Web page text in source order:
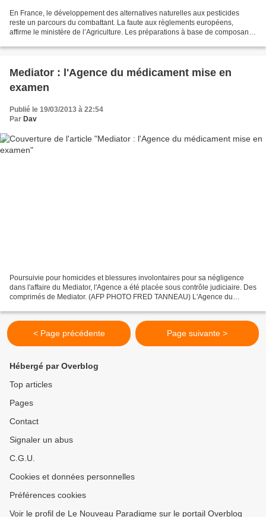
En France, le développement des alternatives naturelles aux pesticides
reste un parcours du combattant. La faute aux règlements européens,
affirme le ministère de l’Agriculture. Les préparations à base de composants
Mediator : l'Agence du médicament mise en
examen
Publié le 19/03/2013 à 22:54
Par Dav
Poursuivie pour homicides et blessures involontaires pour sa négligence
dans l'affaire du Mediator, l'Agence a été placée sous contrôle judiciaire. Des
comprimés de Mediator. (AFP PHOTO FRED TANNEAU) L'Agence du
< Page précédente Page suivante >
Hébergé par Overblog
Top articles
Pages
Contact
Signaler un abus
C.G.U.
Cookies et données personnelles
Préférences cookies
Voir le profil de Le Nouveau Paradigme sur le portail Overblog